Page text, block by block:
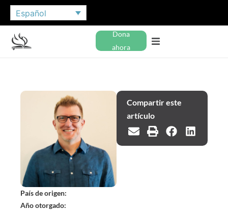
Español
Dona
ahora
Compartir este
artículo
País de origen:
Año otorgado: